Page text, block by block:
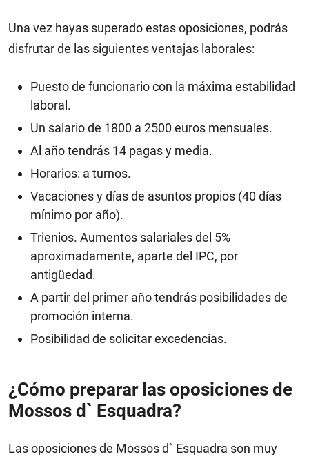
Una vez hayas superado estas oposiciones, podrás
disfrutar de las siguientes ventajas laborales:
Puesto de funcionario con la máxima estabilidad
laboral.
Un salario de 1800 a 2500 euros mensuales.
Al año tendrás 14 pagas y media.
Horarios: a turnos.
Vacaciones y días de asuntos propios (40 días
mínimo por año).
Trienios. Aumentos salariales del 5%
aproximadamente, aparte del IPC, por
antigüedad.
A partir del primer año tendrás posibilidades de
promoción interna.
Posibilidad de solicitar excedencias.
¿Cómo preparar las oposiciones de
Mossos d` Esquadra?
Las oposiciones de Mossos d` Esquadra son muy